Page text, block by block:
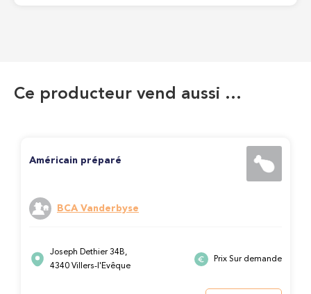
Ce producteur vend aussi …
Américain préparé
BCA Vanderbyse
Joseph Dethier 34B,
4340 Villers-l'Evêque
Prix Sur demande